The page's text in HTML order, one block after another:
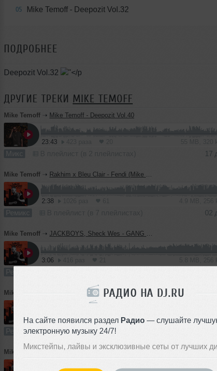
РАДИО НА DJ.RU
На сайте появился раздел Радио — слушайте
электронную музыку 24/7!
Микстейпы, лайвы и эксклюзивные сеты от лучших
05 Mike Temoff - Deepozit Vol.32
ПОДРОБНЕЕ
Deepozit Vol.32
ДРУГИЕ ТРЕКИ MIKE TEMOFF
Mike Temoff ➝ Mike Temoff - Deepozit Vol.40
23:43
Микс 17
Mike Temoff ➝ Rakhim x Bleu Clair - Fendi (Mike Temoff Edit)
2:38
Ремикс 02
Mike Temoff ➝ JACKBOYS, Sheck Wes - GANG GANG (Mike Temoff Edit)
3:06
Ремикс
Mike Temoff SLAVA MARLOW x ONE TRUE GOD - Снова я напиваюсь (Mike Temoff Edit)
2:42 741 раз 73 5.0 MB, 256
Ремикс В плейлист (в 5 плейлистах)
Mike Temoff Cardi B x Bushbaby - WAP (Mike Temoff Edit)